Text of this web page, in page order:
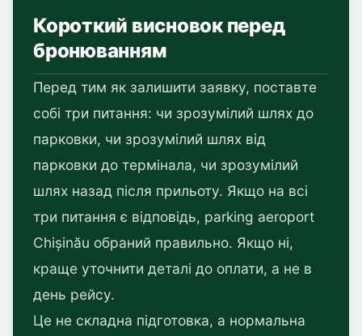
Короткий висновок перед
бронюванням
Перед тим як залишити заявку, поставте
собі три питання: чи зрозумілий шлях до
парковки, чи зрозумілий шлях від
парковки до термінала, чи зрозумілий
шлях назад після прильоту. Якщо на всі
три питання є відповідь, parking aeroport
Chișinău обраний правильно. Якщо ні,
краще уточнити деталі до оплати, а не в
день рейсу.
Це не складна підготовка, а нормальна